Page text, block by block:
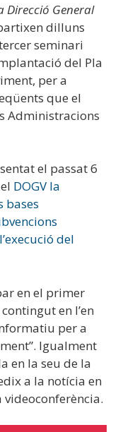
Direcció General
dilluns
seminari
del Pla
per a
que el
Administracions
el passat 6
DOGV la
bases
del
en el primer
en l’en
per a
Igualment
en la seu de la
a la notícia en
videoconferència.